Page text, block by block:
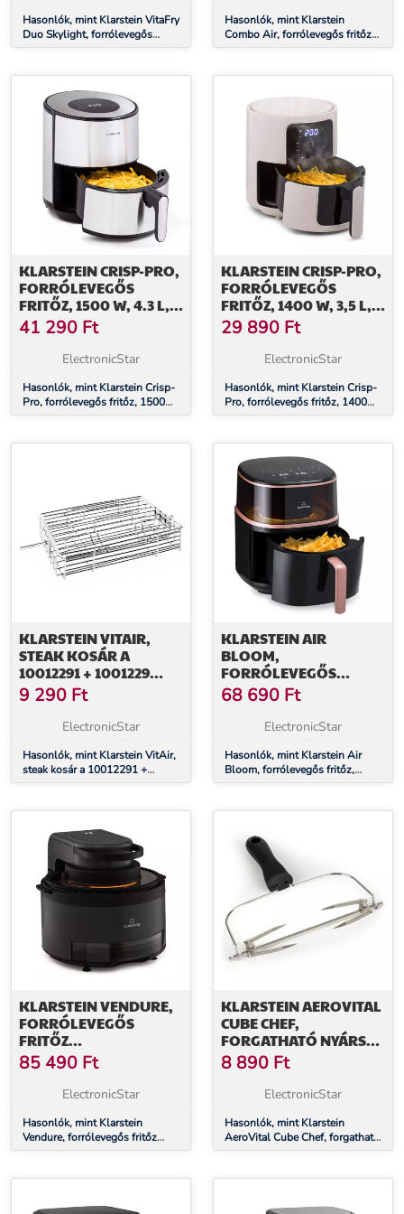
Hasonlók, mint Klarstein VitaFry
Duo Skylight, forrólevegős
fritőz, 2850 W, 7,6 l, 2
Hasonlók, mint Klarstein
Combo Air, forrólevegős fritőz
grillel, 1500 W, 4,5 l grillkosár,
KLARSTEIN CRISP-PRO,
FORRÓLEVEGŐS
FRITŐZ, 1500 W, 4.3 L,
ROZSDAMENTES ACÉL
41 290 Ft
ElectronicStar
Hasonlók, mint Klarstein Crisp-
Pro, forrólevegős fritőz, 1500
W, 4.3 l, rozsdamentes acél
KLARSTEIN CRISP-PRO,
FORRÓLEVEGŐS
FRITŐZ, 1400 W, 3,5 L, 8
PROGRAM, IDŐZÍTŐ
29 890 Ft
ElectronicStar
Hasonlók, mint Klarstein Crisp-
Pro, forrólevegős fritőz, 1400
W, 3,5 l, 8 program, időzítő
KLARSTEIN VITAIR,
STEAK KOSÁR A
10012291 + 1001229
SZÁMÁRA
9 290 Ft
ElectronicStar
Hasonlók, mint Klarstein VitAir,
steak kosár a 10012291 +
1001229 számára
KLARSTEIN AIR
BLOOM,
FORRÓLEVEGŐS
FRITŐZ, 1500 W, 7,5 L,
16 PROGRAM, GŐZÖLŐ
FUNKCIÓVAL
68 690 Ft
ElectronicStar
Hasonlók, mint Klarstein Air
Bloom, forrólevegős fritőz,
1500 W, 7,5 l, 16 program,
KLARSTEIN VENDURE,
FORRÓLEVEGŐS
FRITŐZ
GŐZFUNKCIÓVAL, 1250
W, 5 L, 6 PROGRAM
85 490 Ft
ElectronicStar
Hasonlók, mint Klarstein
Vendure, forrólevegős fritőz
gőzfunkcióval, 1250 W, 5 l, 6
KLARSTEIN AEROVITAL
CUBE CHEF,
FORGATHATÓ NYÁRS
EMELŐVEL
FORRÓLEVEGŐS
FRITŐZHÖZ,
8 890 Ft
ElectronicStar
Hasonlók, mint Klarstein
AeroVital Cube Chef, forgatható
nyárs emelővel forrólevegős